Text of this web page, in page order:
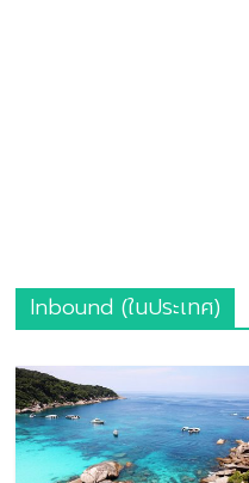
Inbound (ในประเทศ)